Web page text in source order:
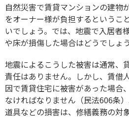
自然災害で賃貸マンションの建物
をオーナー様が負担するというこ
いでしょう。では、地震で入居者
や床が損傷した場合はどうでしょ
地震によるこうした被害は通常、
責任はありません。しかし、賃借
因で賃貸住宅に被害があった場合
なければなりません（民法606条
道具などの損害は、修繕義務の対象